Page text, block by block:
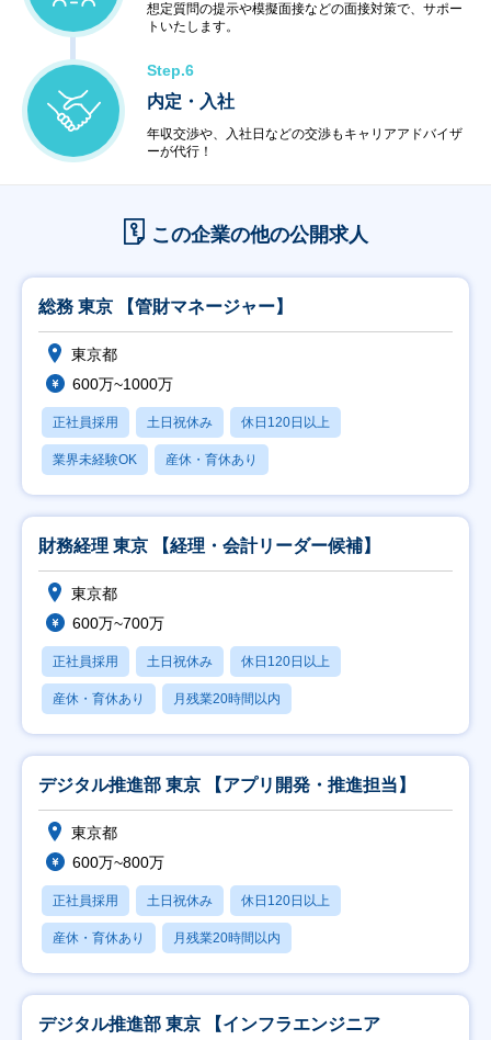
想定質問の提示や模擬面接などの面接対策で、サポー
トいたします。
Step.6
内定・入社
年収交渉や、入社日などの交渉もキャリアアドバイザ
ーが代行！
この企業の他の公開求人
総務 東京 【管財マネージャー】
東京都
600万~1000万
正社員採用 土日祝休み 休日120日以上
業界未経験OK 産休・育休あり
財務経理 東京 【経理・会計リーダー候補】
東京都
600万~700万
正社員採用 土日祝休み 休日120日以上
産休・育休あり 月残業20時間以内
デジタル推進部 東京 【アプリ開発・推進担当】
東京都
600万~800万
正社員採用 土日祝休み 休日120日以上
産休・育休あり 月残業20時間以内
デジタル推進部 東京 【インフラエンジニア